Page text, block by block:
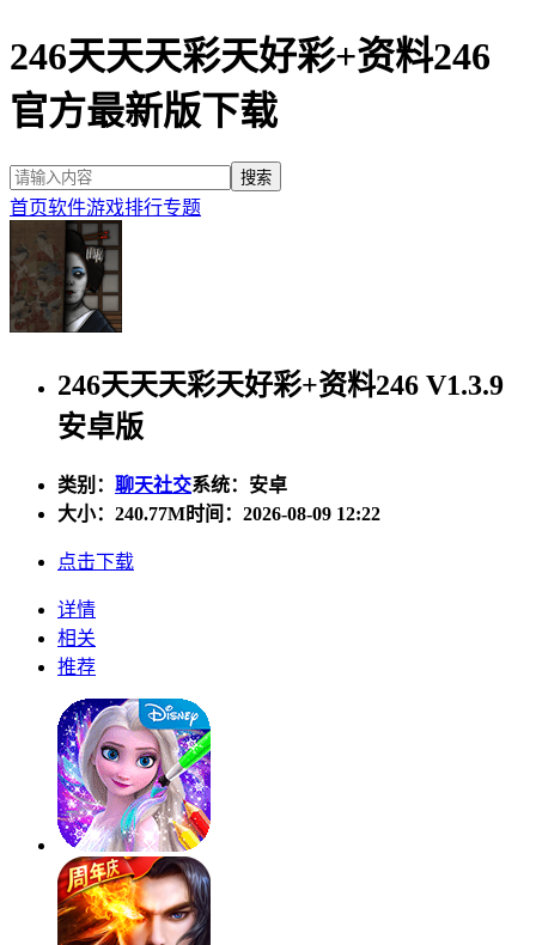
246天天天彩天好彩+资料246
官方最新版下载
首页软件游戏排行专题
246天天天彩天好彩+资料246 V1.3.9
安卓版
类别： 聊天社交系统：安卓
大小： 240.77M时间：2026-08-09 12:22
点击下载
详情
相关
推荐